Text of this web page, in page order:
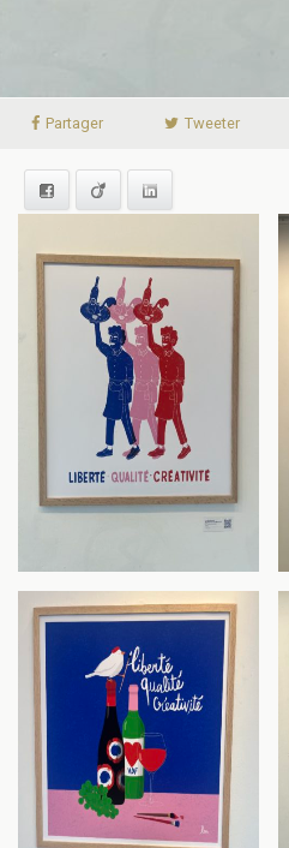
Partager Tweeter
Facebook Viadeo